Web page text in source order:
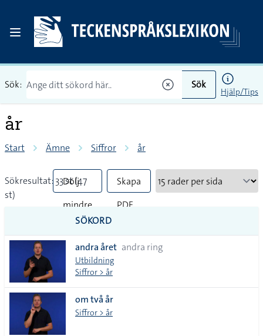
Sök: Sök
Hjälp/Tips
år
Start Ämne Siffror år
Sökresultat: 33 st (47
st)
Dölj
mindre
tecken
Skapa
PDF
SÖKORD
andra året andra ring
Utbildning
Siffror > år
om två år
Siffror > år